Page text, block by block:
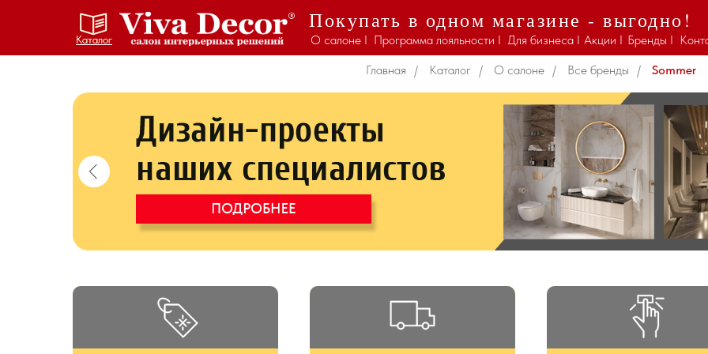
Покупать в одном магазине - выгодно!
Бренды I
Акции I
Для бизнеса I
Каталог
Каталог Программа лояльности I
О салоне I
Sommer
Главная / Каталог / О салоне / Все бренды / Sommer